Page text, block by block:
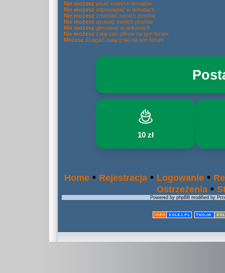
Nie możesz pisać nowych tematów
Nie możesz odpowiadać w tematach
Nie możesz zmieniać swoich postów
Nie możesz usuwać swoich postów
Nie możesz głosować w ankietach
Nie możesz załączać plików na tym forum
Możesz ściągać załączniki na tym forum
10 zł
Home • Rejestracja • Logowanie •
Ostrzeżenia •
Powered by phpBB modified by